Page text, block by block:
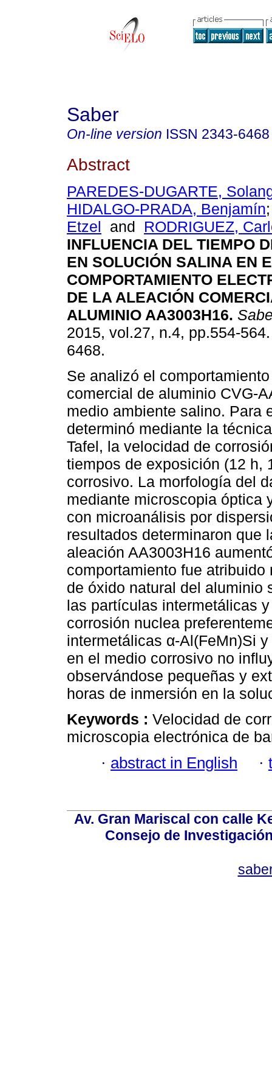
Saber
On-line version ISSN 2343-6468
Abstract
PAREDES-DUGARTE,
HIDALGO-PRADA, Benjamín
Etzel and RODRIGUEZ,
INFLUENCIA DEL TIEMPO
EN SOLUCIÓN SALINA EN
COMPORTAMIENTO
DE LA ALEACIÓN
ALUMINIO AA3003H16.
2015, vol.27, n.4, pp.554-
6468.
Se analizó el
comercial de aluminio CVG-
medio ambiente salino. Para
determinó mediante la
Tafel, la velocidad de
tiempos de exposición (12 h,
corrosivo. La morfología del
mediante microscopia óptica
con microanálisis por
resultados determinaron que
aleación AA3003H16
comportamiento fue
de óxido natural del aluminio
las partículas intermetálicas
corrosión nuclea
intermetálicas α-Al(FeMn)Si
en el medio corrosivo no
observándose pequeñas y
horas de inmersión en la
Keywords : Velocidad de
microscopia electrónica de
· abstract in English ·
Av. Gran Mariscal con calle
Consejo de